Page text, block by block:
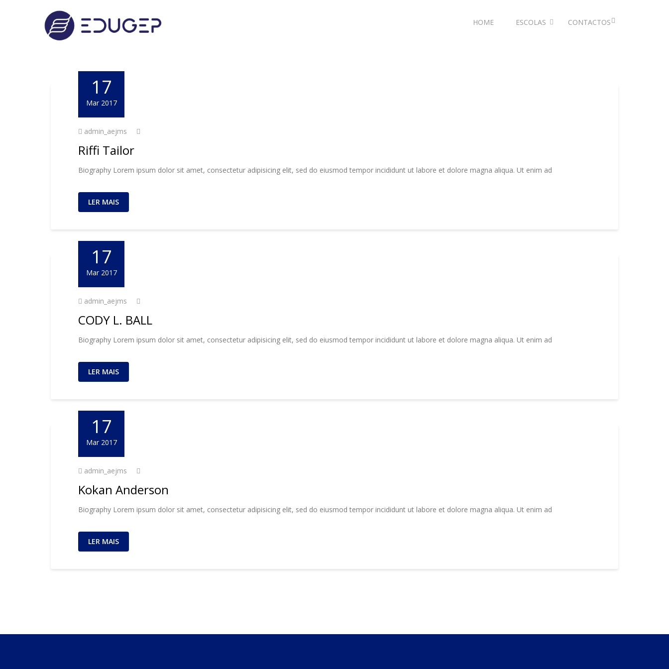
HOME ESCOLAS CONTACTOS
17
Mar 2017
admin_aejms
Riffi Tailor
Biography Lorem ipsum dolor sit amet, consectetur adipisicing elit, sed do eiusmod tempor incididunt ut labore et dolore magna aliqua. Ut enim ad
LER MAIS
17
Mar 2017
admin_aejms
CODY L. BALL
Biography Lorem ipsum dolor sit amet, consectetur adipisicing elit, sed do eiusmod tempor incididunt ut labore et dolore magna aliqua. Ut enim ad
LER MAIS
17
Mar 2017
admin_aejms
Kokan Anderson
Biography Lorem ipsum dolor sit amet, consectetur adipisicing elit, sed do eiusmod tempor incididunt ut labore et dolore magna aliqua. Ut enim ad
LER MAIS